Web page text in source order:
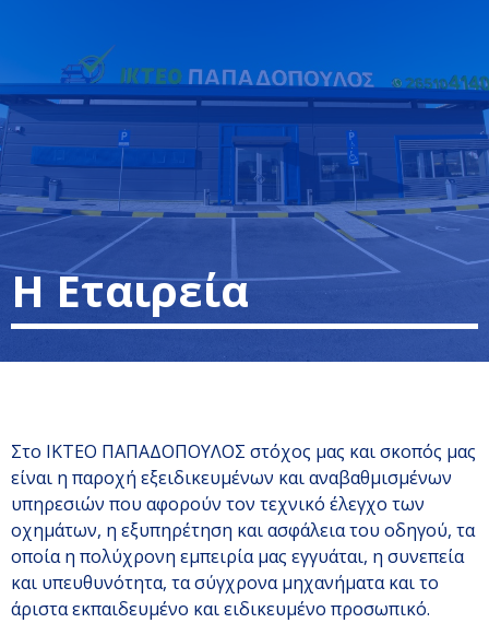
Η Εταιρεία
Στο ΙΚΤΕΟ ΠΑΠΑΔΟΠΟΥΛΟΣ στόχος μας και σκοπός μας
είναι η παροχή εξειδικευμένων και αναβαθμισμένων
υπηρεσιών που αφορούν τον τεχνικό έλεγχο των
οχημάτων, η εξυπηρέτηση και ασφάλεια του οδηγού, τα
οποία η πολύχρονη εμπειρία μας εγγυάται, η συνεπεία
και υπευθυνότητα, τα σύγχρονα μηχανήματα και το
άριστα εκπαιδευμένο και ειδικευμένο προσωπικό.